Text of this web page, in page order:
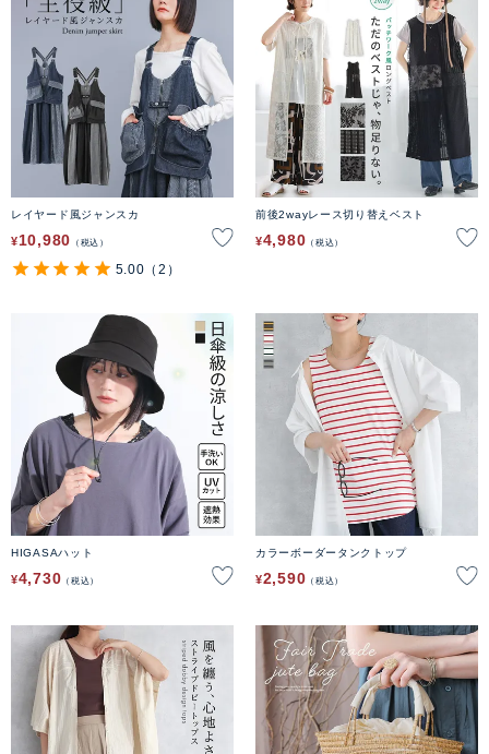
レイヤード風ジャンスカ
¥10,980 税込
5.00 （2）
前後2wayレース切り替えベスト
¥4,980 税込
HIGASAハット
¥4,730 税込
カラーボーダータンクトップ
¥2,590 税込